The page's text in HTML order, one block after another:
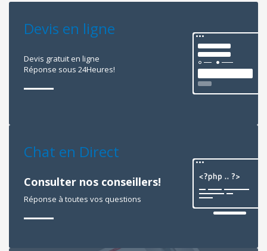
Devis en ligne
Devis gratuit en ligne
Réponse sous 24Heures!
Chat en Direct
Consulter nos conseillers!
Réponse à toutes vos questions